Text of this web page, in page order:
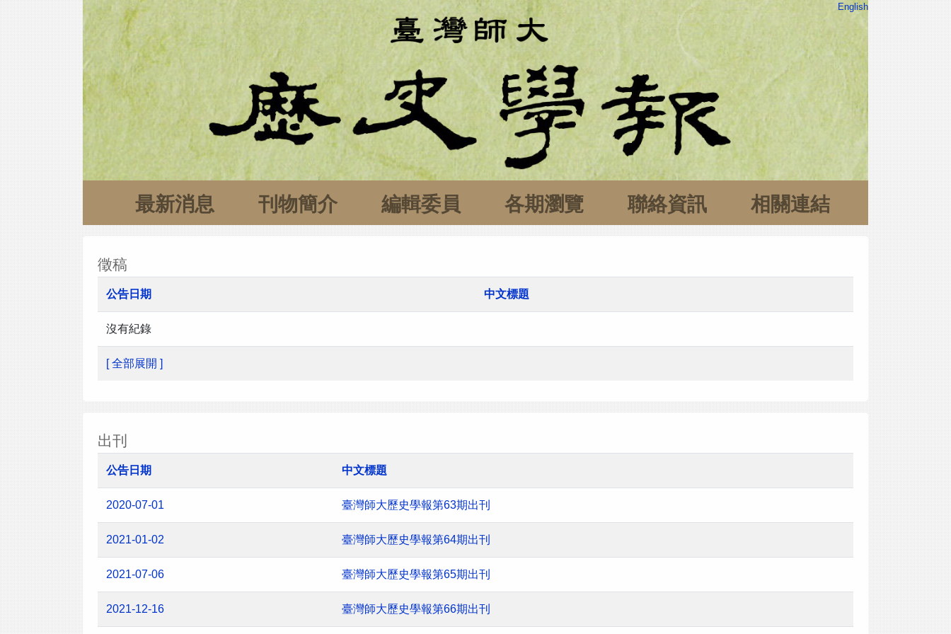
English
最新消息 刊物簡介 編輯委員 各期瀏覽 聯絡資訊 相關連結
徵稿
公告日期 中文標題
沒有紀錄
[ 全部展開 ]
出刊
公告日期 中文標題
2020-07-01 臺灣師大歷史學報第63期出刊
2021-01-02 臺灣師大歷史學報第64期出刊
2021-07-06 臺灣師大歷史學報第65期出刊
2021-12-16 臺灣師大歷史學報第66期出刊